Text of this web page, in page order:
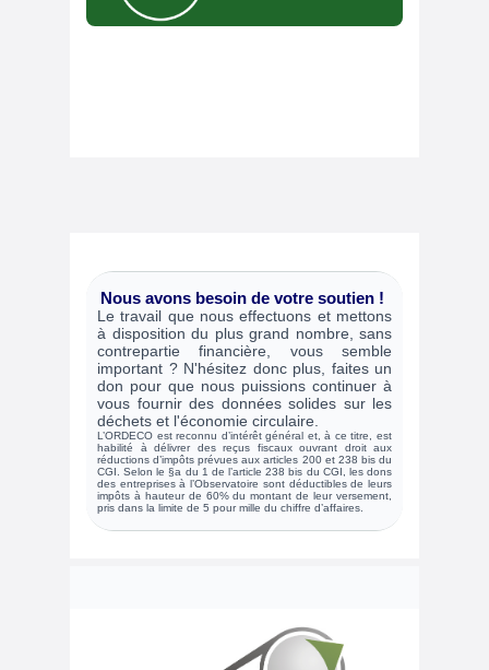
Nous avons besoin de votre soutien !
Le travail que nous effectuons et mettons
à disposition du plus grand nombre, sans
contrepartie financière, vous semble
important ? N'hésitez donc plus, faites un
don pour que nous puissions continuer à
vous fournir des données solides sur les
déchets et l'économie circulaire.
L’ORDECO est reconnu d’intérêt général et, à ce titre, est
habilité à délivrer des reçus fiscaux ouvrant droit aux
réductions d’impôts prévues aux articles 200 et 238 bis du
CGI. Selon le §a du 1 de l’article 238 bis du CGI, les dons
des entreprises à l’Observatoire sont déductibles de leurs
impôts à hauteur de 60% du montant de leur versement,
pris dans la limite de 5 pour mille du chiffre d’affaires.